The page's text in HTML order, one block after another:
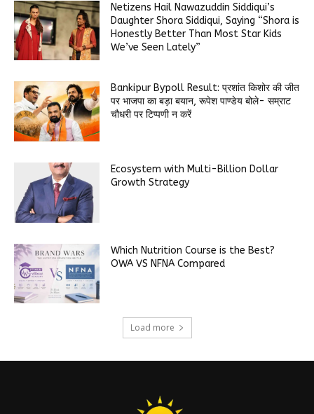
Netizens Hail Nawazuddin Siddiqui’s
Daughter Shora Siddiqui, Saying “Shora is
Honestly Better Than Most Star Kids
We’ve Seen Lately”
Bankipur Bypoll Result: प्रशांत किशोर की जीत
पर भाजपा का बड़ा बयान, रूपेश पाण्डेय बोले- सम्राट
चौधरी पर टिप्पणी न करें
Ecosystem with Multi-Billion Dollar
Growth Strategy
Which Nutrition Course is the Best?
OWA VS NFNA Compared
Load more